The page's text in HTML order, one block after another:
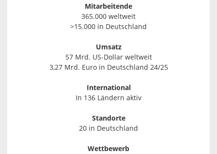
Mitarbeitende
365.000 weltweit
>15.000 in Deutschland
Umsatz
57 Mrd. US-Dollar weltweit
3,27 Mrd. Euro in Deutschland 24/25
International
In 136 Ländern aktiv
Standorte
20 in Deutschland
Wettbewerb